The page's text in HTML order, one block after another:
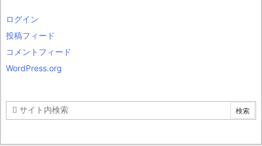
ログイン
投稿フィード
コメントフィード
WordPress.org